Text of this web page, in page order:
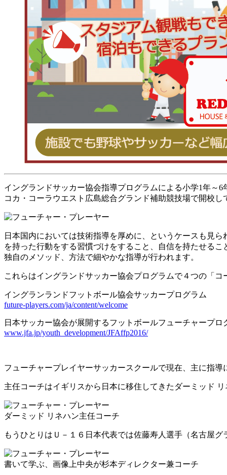
イングランドサッカー協会指導プログラムによる小学1年～
コカ・コーラウエスト広島総合グランド補助競技場で開校し
日本国内においては技術指導を厚めに、というケースも見
を持った行動をする習慣づけをすること、自信を持たせる
独自のメソッド、方法で細やかな指導が行われます。
これらはイングランドサッカー協会プログラムで４つの「
イングランランドフットボール協会サッカープログラム
future-players.com/ja/content/welcome
日本サッカー協会が展開するフットボールフューチャープロ
www.jfa.jp/youth_development/JFAffp2016/
フューチャープレイヤーサッカースクールで現在、主に指
主任コーチはイギリスから日本に移住してきたダーミッド
ダーミッド リネハン主任コーチ
もうひとりはＵ－１６日本代表では佐藤寿人選手（名古屋
書いて学ぶ、画像上中央が杉本ディレクター兼コーチ